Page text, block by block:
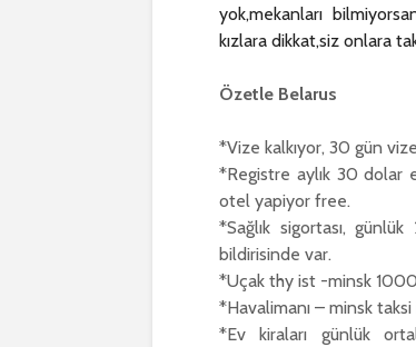
yok,mekanları
kızlara dikkat,siz onlara
Özetle Belarus
*Vize kalkıyor, 30 gün
*Registre aylık 30 dolar
otel yapiyor free.
*Sağlık sigortası,
bildirisinde var.
*Uçak thy ist -minsk
*Havalimanı – minsk
*Ev kiraları günlük